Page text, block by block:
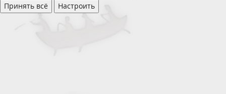
Принять всё
Настроить